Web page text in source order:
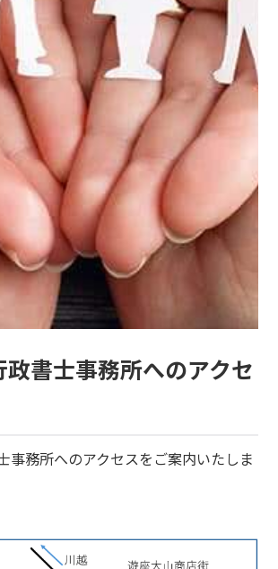
政書士事務所へのアクセ
事務所へのアクセスをご案内いたしま